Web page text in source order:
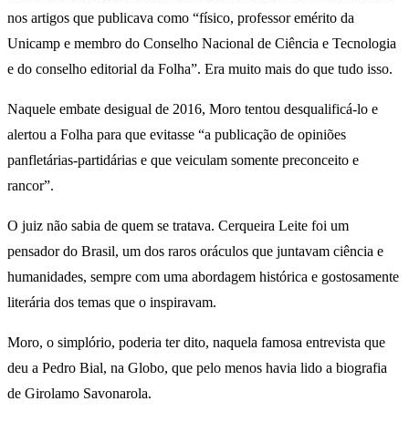
nos artigos que publicava como “físico, professor emérito da
Unicamp e membro do Conselho Nacional de Ciência e Tecnologia
e do conselho editorial da Folha”. Era muito mais do que tudo isso.
Naquele embate desigual de 2016, Moro tentou desqualificá-lo e
alertou a Folha para que evitasse “a publicação de opiniões
panfletárias-partidárias e que veiculam somente preconceito e
rancor”.
O juiz não sabia de quem se tratava. Cerqueira Leite foi um
pensador do Brasil, um dos raros oráculos que juntavam ciência e
humanidades, sempre com uma abordagem histórica e gostosamente
literária dos temas que o inspiravam.
Moro, o simplório, poderia ter dito, naquela famosa entrevista que
deu a Pedro Bial, na Globo, que pelo menos havia lido a biografia
de Girolamo Savonarola.